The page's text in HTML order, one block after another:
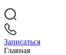
Записаться
Главная